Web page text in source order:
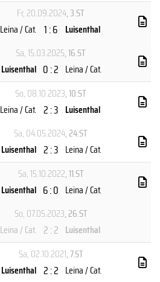
Fr, 20.09.2024, 3.ST
Leina / Cat. 1 : 6 Luisenthal
Sa, 15.03.2025, 16.ST
Luisenthal 0 : 2 Leina / Cat.
So, 08.10.2023, 10.ST
Leina / Cat. 2 : 3 Luisenthal
Sa, 04.05.2024, 24.ST
Luisenthal 2 : 3 Leina / Cat.
Sa, 15.10.2022, 11.ST
Luisenthal 6 : 0 Leina / Cat.
So, 07.05.2023, 26.ST
Leina / Cat. 2 : 2 Luisenthal
Sa, 02.10.2021, 7.ST
Luisenthal 2 : 2 Leina / Cat.